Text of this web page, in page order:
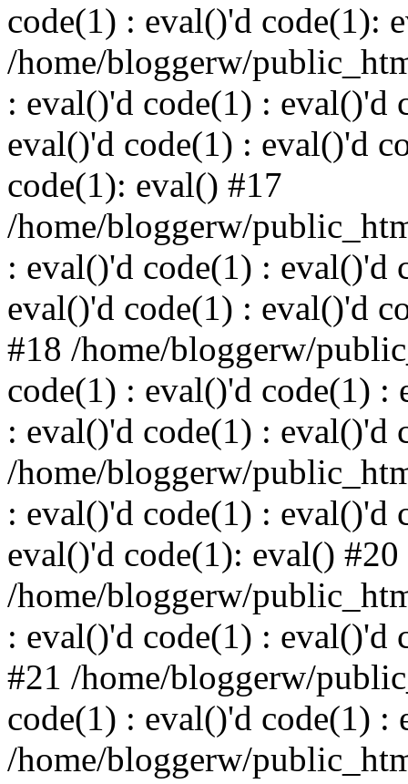
code(1) : eval()'d code(1):
/home/bloggerw/
: eval()'d code(1) : eval()'d
eval()'d code(1) : eval()'d
code(1): eval() #17
/home/bloggerw/
: eval()'d code(1) : eval()'d
eval()'d code(1) : eval()'d
#18 /home/bloggerw/
code(1) : eval()'d code(1) :
: eval()'d code(1) : eval()'d
/home/bloggerw/
: eval()'d code(1) : eval()'d
eval()'d code(1): eval() #20
/home/bloggerw/
: eval()'d code(1) : eval()'d
#21 /home/bloggerw/
code(1) : eval()'d code(1) :
/home/bloggerw/